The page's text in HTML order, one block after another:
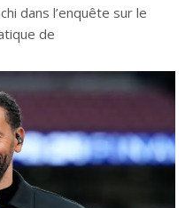
dans l’enquête sur le
de